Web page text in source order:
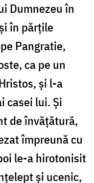
Dumnezeu în
în părțile
Pangratie,
ca pe un
și l-a
casei lui. Și
de învățătură,
împreună cu
le-a hirotonisit
și ucenic,